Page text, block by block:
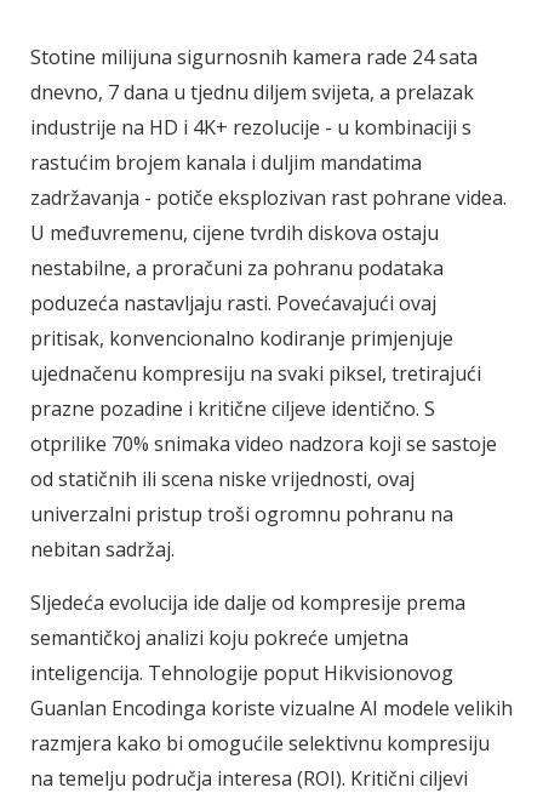
Stotine milijuna sigurnosnih kamera rade 24 sata
dnevno, 7 dana u tjednu diljem svijeta, a prelazak
industrije na HD i 4K+ rezolucije - u kombinaciji s
rastućim brojem kanala i duljim mandatima
zadržavanja - potiče eksplozivan rast pohrane videa.
U međuvremenu, cijene tvrdih diskova ostaju
nestabilne, a proračuni za pohranu podataka
poduzeća nastavljaju rasti. Povećavajući ovaj
pritisak, konvencionalno kodiranje primjenjuje
ujednačenu kompresiju na svaki piksel, tretirajući
prazne pozadine i kritične ciljeve identično. S
otprilike 70% snimaka video nadzora koji se sastoje
od statičnih ili scena niske vrijednosti, ovaj
univerzalni pristup troši ogromnu pohranu na
nebitan sadržaj.
Sljedeća evolucija ide dalje od kompresije prema
semantičkoj analizi koju pokreće umjetna
inteligencija. Tehnologije poput Hikvisionovog
Guanlan Encodinga koriste vizualne AI modele velikih
razmjera kako bi omogućile selektivnu kompresiju
na temelju područja interesa (ROI). Kritični ciljevi